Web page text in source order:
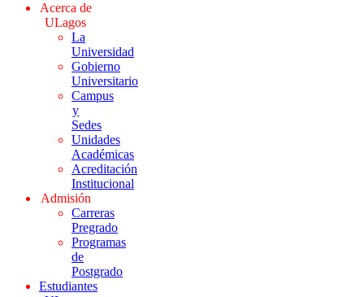
Acerca de
ULagos
La
Universidad
Gobierno
Universitario
Campus
y
Sedes
Unidades
Académicas
Acreditación
Institucional
Admisión
Carreras
Pregrado
Programas
de
Postgrado
Estudiantes